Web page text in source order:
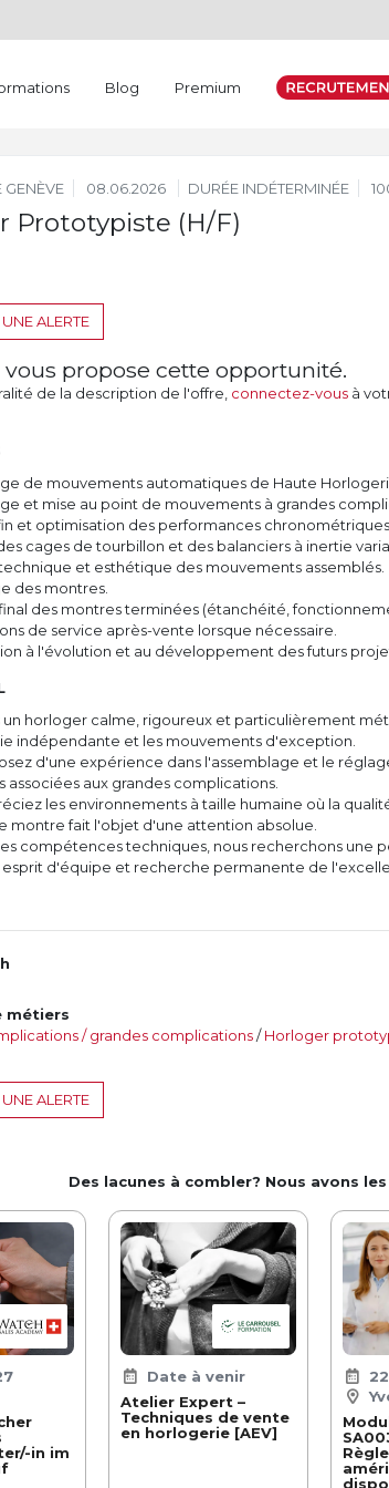
Blog Premium
GENÈVE 08.06.2026 DURÉE INDÉTERMINÉE
Prototypiste (H/F)
ALERTE
propose cette opportunité.
de la description de l'offre, connectez-vousà
de mouvements automatiques de Haute
et mise au point de mouvements à grandes
et optimisation des performances chronométriques.
cages de tourbillon et des balanciers à inertie
et esthétique des mouvements assemblés.
des montres.
des montres terminées (étanchéité,
de service après-vente lorsque nécessaire.
à l'évolution et au développement des futurs
un horloger calme, rigoureux et particulièrement
indépendante et les mouvements d'exception.
d'une expérience dans l'assemblage et le
associées aux grandes complications.
les environnements à taille humaine où la
montre fait l'objet d'une attention absolue.
compétences techniques, nous recherchons une
d'équipe et recherche permanente de
métiers
/ grandes complications/Horloger
ALERTE
Des lacunes à combler? Nous avons
in im
Date à venir
Atelier Expert –
Techniques de vente
en horlogerie [AEV]